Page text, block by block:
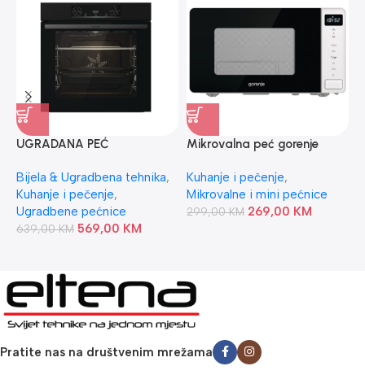
UGRADANA PEĆ
Bijela & Ugradbena tehnika,
Kuhanje i pečenje,
Ugradbene pećnice
639,00KM 569,00 KM
Mikrovalna peć gorenje
Kuhanje i pečenje,
Mikrovalne i mini pećnice
299,00KM 269,00 KM
Pratite nas na društvenim mrežama